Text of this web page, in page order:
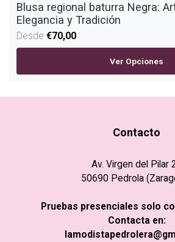
Blusa regional baturra Negra:
Elegancia y Tradición
Desde €70,00
Ver Opciones
Contacto
Av. Virgen del Pilar
50690 Pedrola
Pruebas presenciales solo
Contacta en: